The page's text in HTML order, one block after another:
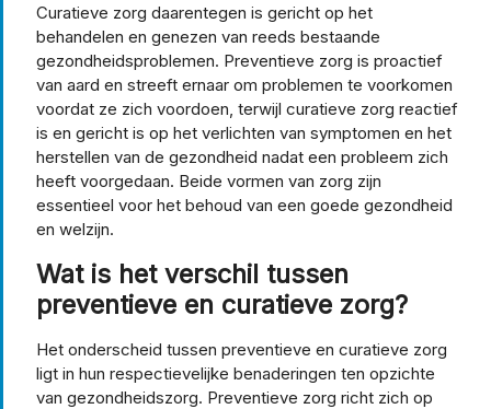
Curatieve zorg daarentegen is gericht op het
behandelen en genezen van reeds bestaande
gezondheidsproblemen. Preventieve zorg is proactief
van aard en streeft ernaar om problemen te voorkomen
voordat ze zich voordoen, terwijl curatieve zorg reactief
is en gericht is op het verlichten van symptomen en het
herstellen van de gezondheid nadat een probleem zich
heeft voorgedaan. Beide vormen van zorg zijn
essentieel voor het behoud van een goede gezondheid
en welzijn.
Wat is het verschil tussen
preventieve en curatieve zorg?
Het onderscheid tussen preventieve en curatieve zorg
ligt in hun respectievelijke benaderingen ten opzichte
van gezondheidszorg. Preventieve zorg richt zich op